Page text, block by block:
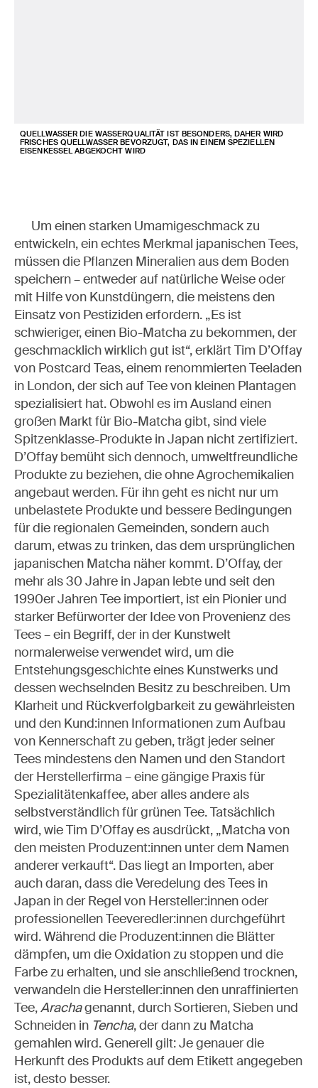
QUELLWASSER DIE WASSERQUALITÄT IST BESONDERS, DAHER WIRD
FRISCHES QUELLWASSER BEVORZUGT, DAS IN EINEM SPEZIELLEN
EISENKESSEL ABGEKOCHT WIRD
Um einen starken Umamigeschmack zu
entwickeln, ein echtes Merkmal japanischen Tees,
müssen die Pflanzen Mineralien aus dem Boden
speichern – entweder auf natürliche Weise oder
mit Hilfe von Kunstdüngern, die meistens den
Einsatz von Pestiziden erfordern. „Es ist
schwieriger, einen Bio-Matcha zu bekommen, der
geschmacklich wirklich gut ist“, erklärt Tim D’Offay
von Postcard Teas, einem renommierten Teeladen
in London, der sich auf Tee von kleinen Plantagen
spezialisiert hat. Obwohl es im Ausland einen
großen Markt für Bio-Matcha gibt, sind viele
Spitzenklasse-Produkte in Japan nicht zertifiziert.
D’Offay bemüht sich dennoch, umweltfreundliche
Produkte zu beziehen, die ohne Agrochemikalien
angebaut werden. Für ihn geht es nicht nur um
unbelastete Produkte und bessere Bedingungen
für die regionalen Gemeinden, sondern auch
darum, etwas zu trinken, das dem ursprünglichen
japanischen Matcha näher kommt. D’Offay, der
mehr als 30 Jahre in Japan lebte und seit den
1990er Jahren Tee importiert, ist ein Pionier und
starker Befürworter der Idee von Provenienz des
Tees – ein Begriff, der in der Kunstwelt
normalerweise verwendet wird, um die
Entstehungsgeschichte eines Kunstwerks und
dessen wechselnden Besitz zu beschreiben. Um
Klarheit und Rückverfolgbarkeit zu gewährleisten
und den Kund:innen Informationen zum Aufbau
von Kennerschaft zu geben, trägt jeder seiner
Tees mindestens den Namen und den Standort
der Herstellerfirma – eine gängige Praxis für
Spezialitätenkaffee, aber alles andere als
selbstverständlich für grünen Tee. Tatsächlich
wird, wie Tim D’Offay es ausdrückt, „Matcha von
den meisten Produzent:innen unter dem Namen
anderer verkauft“. Das liegt an Importen, aber
auch daran, dass die Veredelung des Tees in
Japan in der Regel von Hersteller:innenoder
professionellenTeeveredler:innendurchgeführt
wird. Während die Produzent:innendie Blätter
dämpfen, um die Oxidation zu stoppen und die
Farbe zu erhalten, und sie anschließend trocknen,
verwandeln die Hersteller:innenden unraffinierten
Tee,Arachagenannt, durch Sortieren, Sieben und
Schneiden in Tencha, der dann zu Matcha
gemahlen wird. Generell gilt: Je genauer die
Herkunft des Produkts auf dem Etikett angegeben
ist, desto besser.